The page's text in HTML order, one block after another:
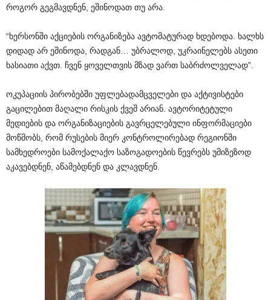
როგორ გეგმავდნენ, ეშინოდათ თუ არა.
“ხერსონში აქციების ორგანიზება ავტომატურად ხდებოდა. ხალხს
დიდად არ ეშინოდა, რადგან… უბრალოდ, უკრაინელებს ასეთი
ხასიათი აქვთ. ჩვენ ყოველთვის მზად ვართ საბრძოლველად”.
ოკუპაციის პირობებში უფლებადამცველები და აქტივისტები
გაცილებით მაღალი რისკის ქვეშ არიან. ავტორიტეტული
მედიების და ორგანიზაციების გავრცელებული ინფორმაციები
მოწმობს, რომ რუსების მიერ კონტროლირებად რეგიონში
სამხედროები სამოქალაქო საზოგადოების წევრებს უმიზეზოდ
აკავებდნენ, აწამებდნენ და კლავდნენ.